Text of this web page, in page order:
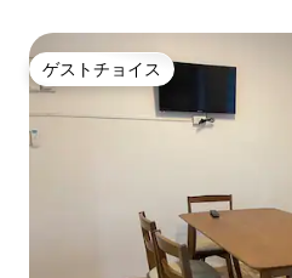
ゲストチョイス
ゲストチョイス